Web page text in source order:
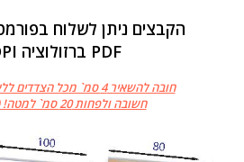
PDF ברזולוציה 200DPI
חובה להשאיר 4 סמ` מכל הצדדים ללא טקסט או גרפיקה
חשובה ולפחות 20 סמ` למטה! (ראה דוגמה)